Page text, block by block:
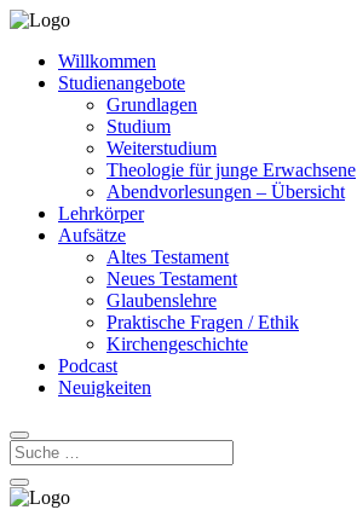
Willkommen
Studienangebote
Grundlagen
Studium
Weiterstudium
Theologie für junge Erwachsene
Abendvorlesungen – Übersicht
Lehrkörper
Aufsätze
Altes Testament
Neues Testament
Glaubenslehre
Praktische Fragen / Ethik
Kirchengeschichte
Podcast
Neuigkeiten